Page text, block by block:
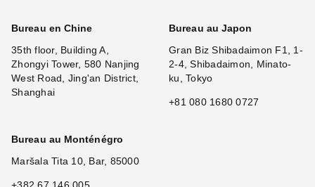
Bureau en Chine
35th floor, Building A,
Zhongyi Tower, 580 Nanjing
West Road, Jing'an District,
Shanghai
Bureau au Japon
Gran Biz Shibadaimon F1, 1-
2-4, Shibadaimon, Minato-
ku, Tokyo
+81 080 1680 0727
Bureau au Monténégro
Maršala Tita 10, Bar, 85000